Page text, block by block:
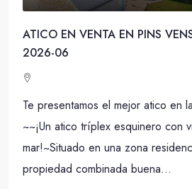
ATICO EN VENTA EN PINS
2026-06
Te presentamos el mejor atico en
~~¡Un atico tríplex esquinero con
mar!~Situado en una zona
propiedad combinada buena...